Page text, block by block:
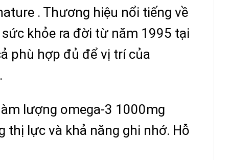
. Thương hiệu nổi tiếng về
khỏe ra đời từ năm 1995 tại
phù hợp đủ để vị trí của
lượng omega-3 1000mg
thị lực và khả năng ghi nhớ. Hỗ